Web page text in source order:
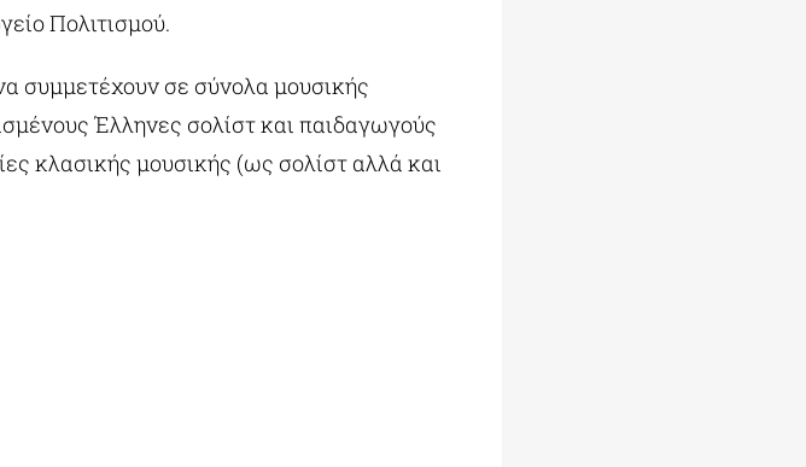
Πολιτισμού.
συμμετέχουν σε σύνολα μουσικής
Έλληνες σολίστ και παιδαγωγούς
κλασικής μουσικής (ως σολίστ αλλά και